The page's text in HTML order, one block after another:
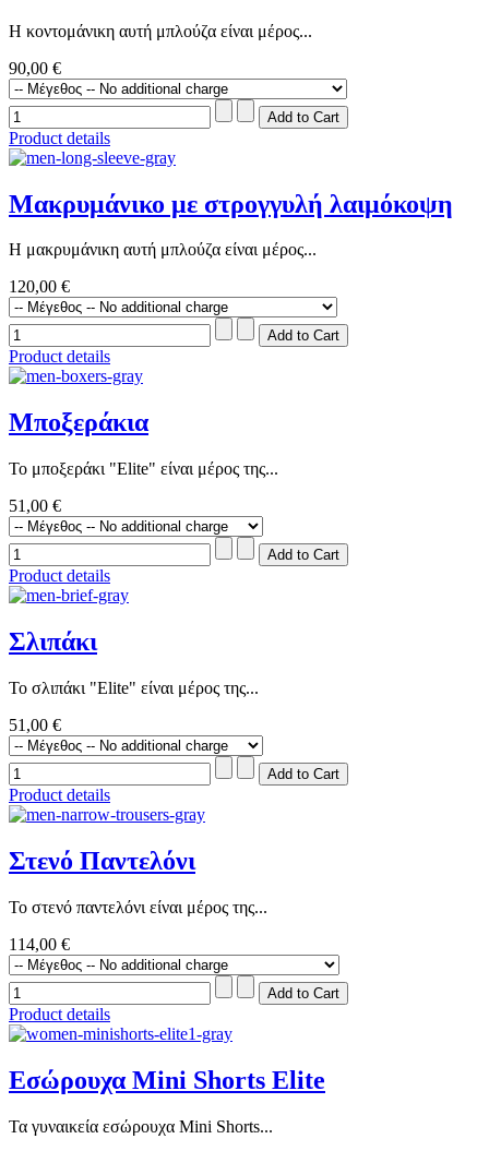
Η κοντομάνικη αυτή μπλούζα είναι μέρος...
90,00 €
Product details
Μακρυμάνικο με στρογγυλή λαιμόκοψη
Η μακρυμάνικη αυτή μπλούζα είναι μέρος...
120,00 €
Product details
Μποξεράκια
Το μποξεράκι "Elite" είναι μέρος της...
51,00 €
Product details
Σλιπάκι
Το σλιπάκι "Elite" είναι μέρος της...
51,00 €
Product details
Στενό Παντελόνι
Το στενό παντελόνι είναι μέρος της...
114,00 €
Product details
Εσώρουχα Mini Shorts Elite
Τα γυναικεία εσώρουχα Mini Shorts...